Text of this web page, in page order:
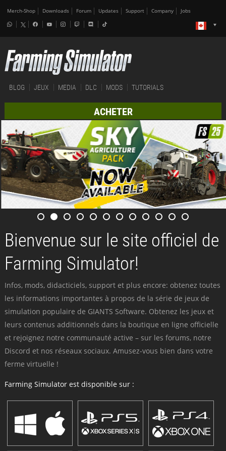
Merch-Shop Downloads Forum Updates Support Company Jobs
BLOG JEUX MEDIA DLC MODS TUTORIALS
ACHETER
Bienvenue sur le site officiel de
Farming Simulator!
Infos, mods, didacticiels, support et plus encore: obtenez toutes
les informations importantes à propos de la série de jeux de
simulation populaire de GIANTS Software. Obtenez les jeux et
leurs contenus additionnels dans la boutique en ligne officielle
et rejoignez notre communauté active – sur les forums, notre
Discord et nos réseaux sociaux. Amusez-vous bien dans votre
ferme virtuelle !
Farming Simulator est disponible sur :